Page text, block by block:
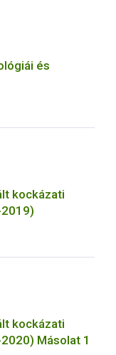
és
kockázati
kockázati
Másolat 1